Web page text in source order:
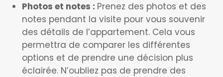
Photos et notes : Prenez des photos et des
notes pendant la visite pour vous souvenir
des détails de l’appartement. Cela vous
permettra de comparer les différentes
options et de prendre une décision plus
éclairée. N’oubliez pas de prendre des